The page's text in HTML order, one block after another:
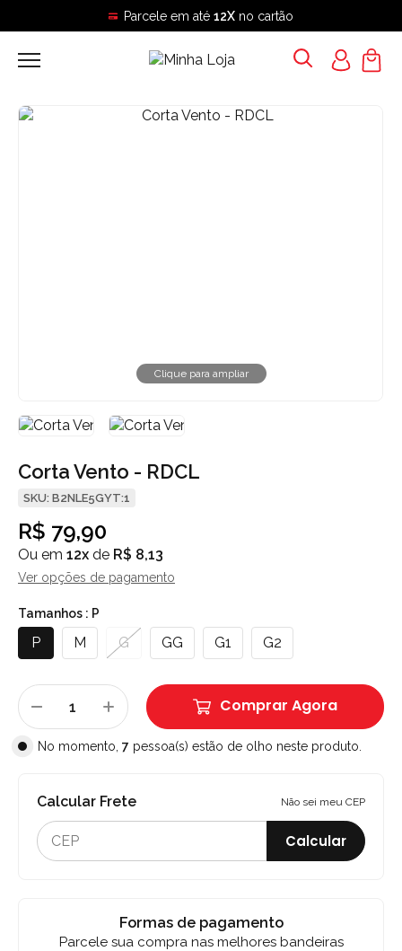
Parcele em até 12X no cartão
Clique para ampliar
Corta Vento - RDCL
SKU: B2NLE5GYT:1
R$ 79,90
Ou em 12x de R$ 8,13
Ver opções de pagamento
Tamanhos : P
P M G GG G1 G2
Comprar Agora
No momento, 7 pessoa(s) estão de olho neste produto.
Calcular Frete Não sei meu CEP
Calcular
Formas de pagamento
Parcele sua compra nas melhores bandeiras